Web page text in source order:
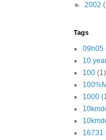
► 2002
Tags
09h05
10
100 (1)
1000
16731